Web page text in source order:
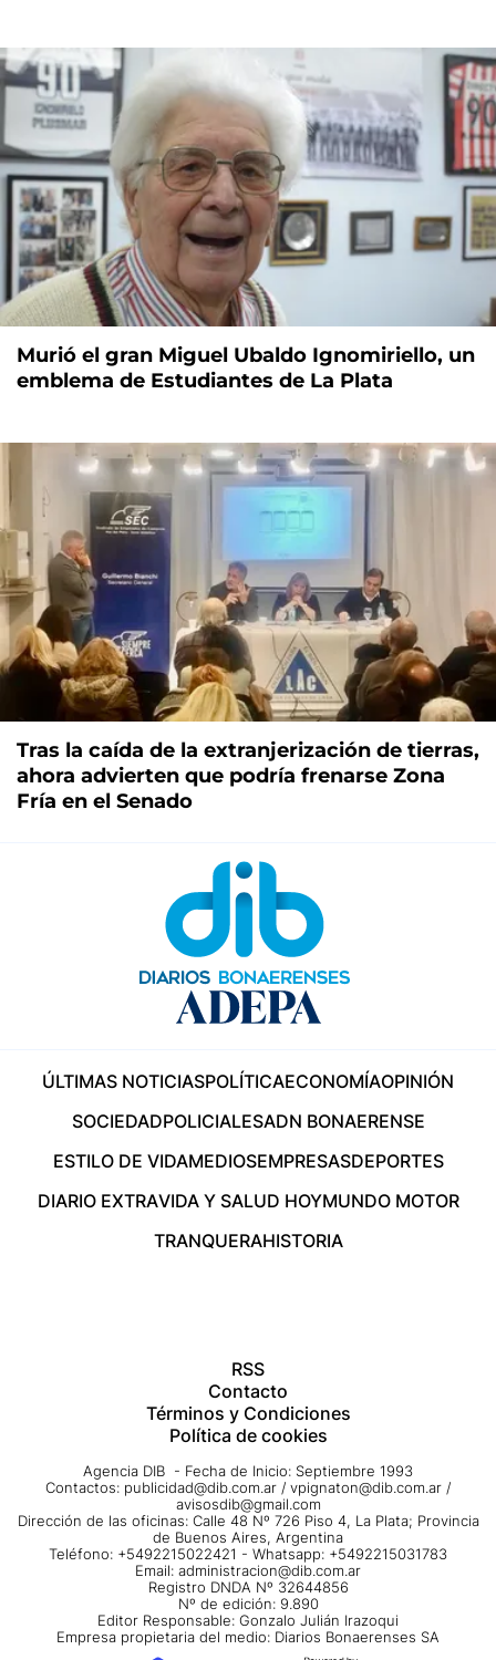
Murió el gran Miguel Ubaldo Ignomiriello, un
emblema de Estudiantes de La Plata
Tras la caída de la extranjerización de tierras,
ahora advierten que podría frenarse Zona
Fría en el Senado
ÚLTIMAS NOTICIASPOLÍTICAECONOMÍAOPINIÓN
SOCIEDADPOLICIALESADN BONAERENSE
ESTILO DE VIDAMEDIOSEMPRESASDEPORTES
DIARIO EXTRAVIDA Y SALUD HOYMUNDO MOTOR
TRANQUERAHISTORIA
RSS
Contacto
Términos y Condiciones
Política de cookies
Agencia DIB - Fecha de Inicio: Septiembre 1993
Contactos: publicidad@dib.com.ar / vpignaton@dib.com.ar /
avisosdib@gmail.com
Dirección de las oficinas: Calle 48 Nº 726 Piso 4, La Plata; Provincia
de Buenos Aires, Argentina
Teléfono: +5492215022421 - Whatsapp: +5492215031783
Email: administracion@dib.com.ar
Registro DNDA Nº 32644856
Nº de edición: 9.890
Editor Responsable: Gonzalo Julián Irazoqui
Empresa propietaria del medio: Diarios Bonaerenses SA